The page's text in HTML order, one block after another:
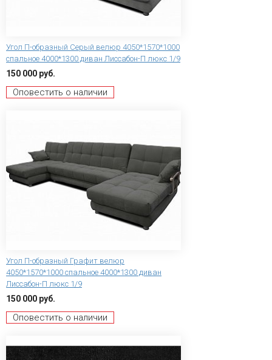
Угол П-образный Серый велюр 4050*1570*1000
спальное 4000*1300 диван Лиссабон-П люкс 1/9
150 000 руб.
Оповестить о наличии
Угол П-образный Графит велюр
4050*1570*1000 спальное 4000*1300 диван
Лиссабон-П люкс 1/9
150 000 руб.
Оповестить о наличии